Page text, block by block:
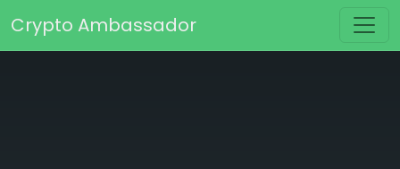
Основная навигация
Crypto Ambassador